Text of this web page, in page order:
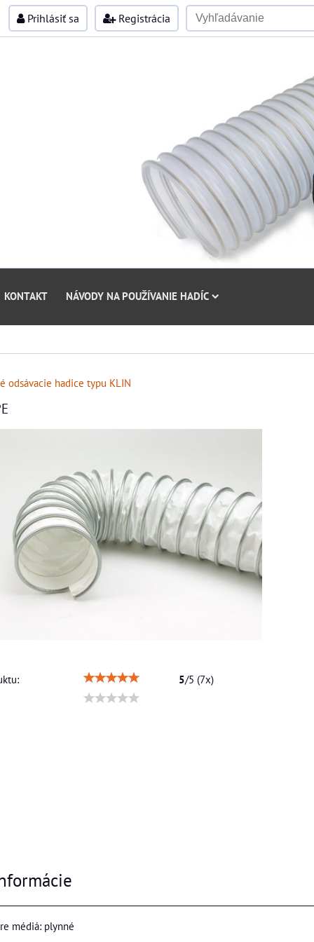
Prihlásiť sa Registrácia
KONTAKT NÁVODY NA POUŽÍVANIE HADÍC
odsávacie hadice typu KLIN
5/5 (7x)
médiá: plynné